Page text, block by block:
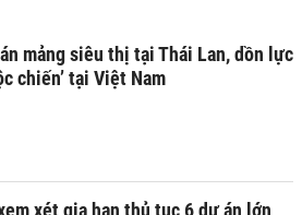
mảng siêu thị tại Thái Lan, dồn lực
chiến’ tại Việt Nam
xét gia hạn thủ tục 6 dự án lớn